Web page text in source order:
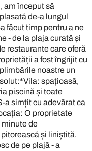
am început să
de-a lungul
făcut timp pentru a ne
- de la plaja curată și
restaurante care oferă
a fost îngrijit cu
noastre un
spațioasă,
piscină și toate
a simțit cu adevărat ca
O proprietate
minute de
și liniștită.
de pe plajă - a